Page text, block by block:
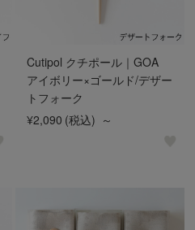
Cutipol クチポール｜GOA
アイボリー×ゴールド/デザー
トフォーク
¥2,090 (税込) ～